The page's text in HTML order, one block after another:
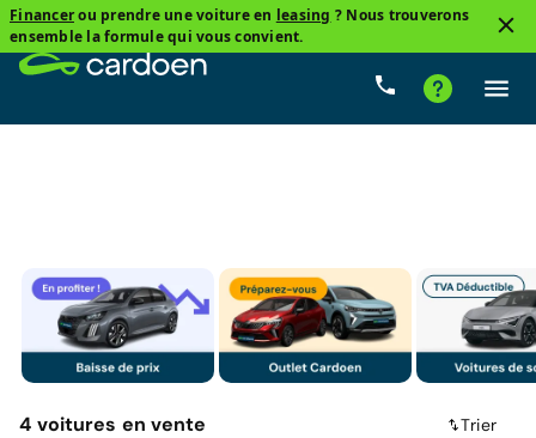
Financerou prendre une voiture en leasing ? Nous trouverons
ensemble la formule qui vous convient.
Prix Boîte de
4 voitures en vente Trier